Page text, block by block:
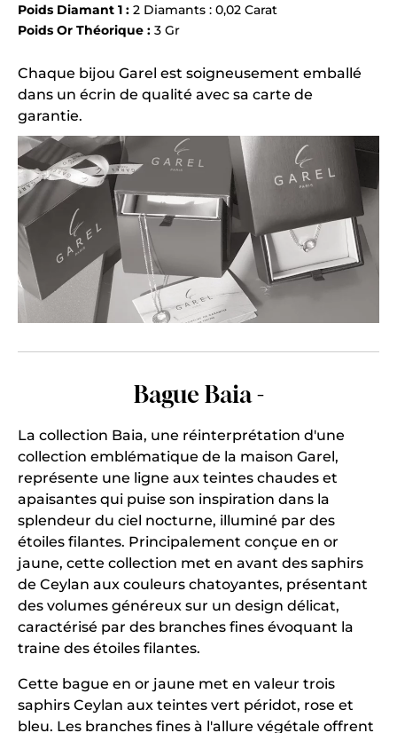
Poids Diamant 1 : 2 Diamants : 0,02 Carat
Poids Or Théorique : 3 Gr
Chaque bijou Garel est soigneusement emballé
dans un écrin de qualité avec sa carte de
garantie.
Bague Baia -
La collection Baia, une réinterprétation d'une
collection emblématique de la maison Garel,
représente une ligne aux teintes chaudes et
apaisantes qui puise son inspiration dans la
splendeur du ciel nocturne, illuminé par des
étoiles filantes. Principalement conçue en or
jaune, cette collection met en avant des saphirs
de Ceylan aux couleurs chatoyantes, présentant
des volumes généreux sur un design délicat,
caractérisé par des branches fines évoquant la
traine des étoiles filantes.
Cette bague en or jaune met en valeur trois
saphirs Ceylan aux teintes vert péridot, rose et
bleu. Les branches fines à l'allure végétale offrent